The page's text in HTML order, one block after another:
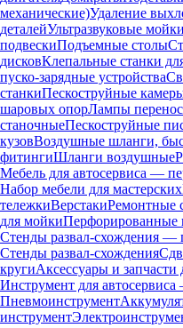
механические)Удаление
деталейУльтразвуковые мойки
подвескиПодъемные столы
дисковКлепальные станки
пуско-зарядные устройства
станкиПескоструйные
шаровых опорЛампы
станочныеПескоструйные
кузовВоздушные шланги,
фитингиШланги воздушные
Мебель для автосервиса —
Набор мебели для мастерских
тележкиВерстакиРемонтные
для мойкиПерфорированные
Стенды развал-схождения —
Стенды развал-схождения
кругиАксессуары и запчасти
Инструмент для
Пневмоинструмент
инструмент